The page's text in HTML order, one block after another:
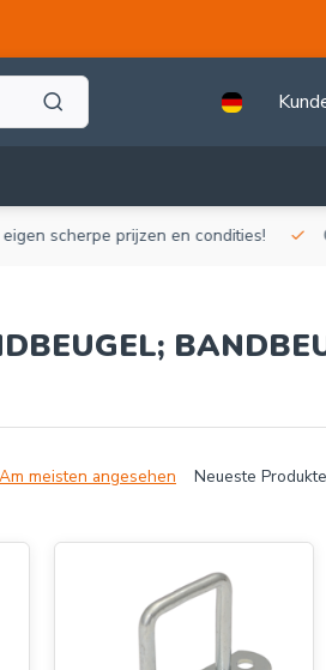
scherpe prijzen en condities!
Am meisten angesehen Neueste Produkte